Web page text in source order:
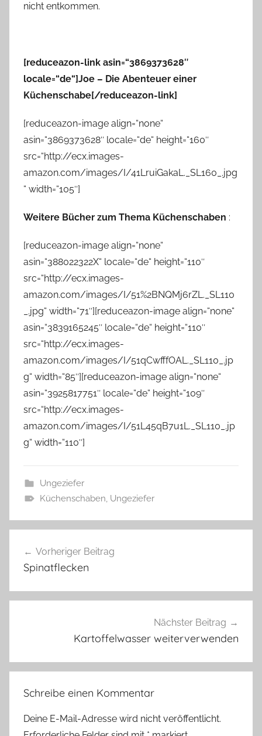
nicht entkommen.
[reduceazon-link asin=“3869373628″
locale=“de“]Joe – Die Abenteuer einer
Küchenschabe[/reduceazon-link]
[reduceazon-image align=“none“
asin=“3869373628″ locale=“de“ height=“160″
src=“http://ecx.images-
amazon.com/images/I/41LruiGakaL._SL160_.jpg
“ width=“105″]
Weitere Bücher zum Thema Küchenschaben :
[reduceazon-image align=“none“
asin=“388022322X“ locale=“de“ height=“110″
src=“http://ecx.images-
amazon.com/images/I/51%2BNQMj6rZL._SL110
_.jpg“ width=“71″][reduceazon-image align=“none“
asin=“3839165245″ locale=“de“ height=“110″
src=“http://ecx.images-
amazon.com/images/I/51qCwfffOAL._SL110_.jp
g“ width=“85″][reduceazon-image align=“none“
asin=“3925817751″ locale=“de“ height=“109″
src=“http://ecx.images-
amazon.com/images/I/51L45qB7u1L._SL110_.jp
g“ width=“110″]
Ungeziefer
Küchenschaben, Ungeziefer
Vorheriger Beitrag
Spinatflecken
Nächster Beitrag
Kartoffelwasser weiterverwenden
Schreibe einen Kommentar
Deine E-Mail-Adresse wird nicht veröffentlicht.